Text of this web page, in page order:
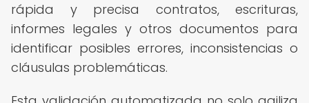
rápida y precisa contratos, escrituras,
informes legales y otros documentos para
identificar posibles errores, inconsistencias o
cláusulas problemáticas.